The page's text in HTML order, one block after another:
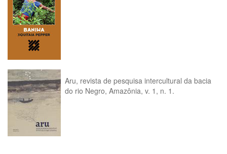
Aru, revista de pesquisa intercultural da bacia
do rio Negro, Amazônia, v. 1, n. 1.